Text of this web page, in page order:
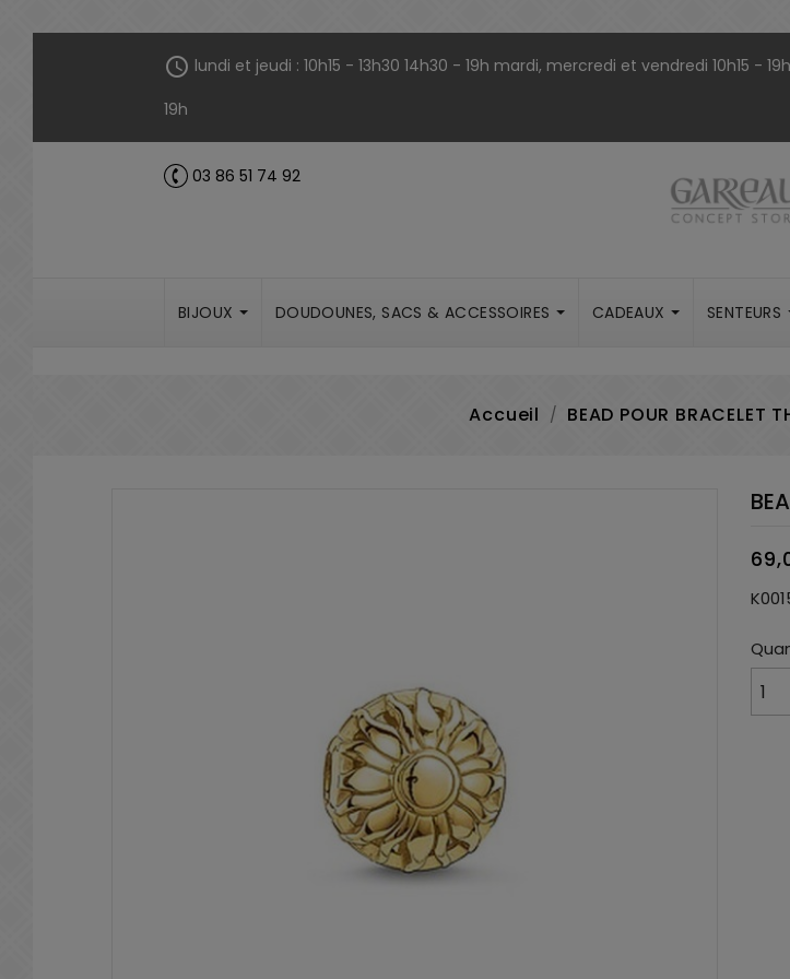
schedule lundi et jeudi : 10h15 - 13h30 14h30 - 19h mardi, mercredi et vendredi 10h15 -
19h
call 03 86 51 74 92
BIJOUX DOUDOUNES, SACS & ACCESSOIRES CADEAUX SENTEURS
Accueil BEAD POUR BRACELET